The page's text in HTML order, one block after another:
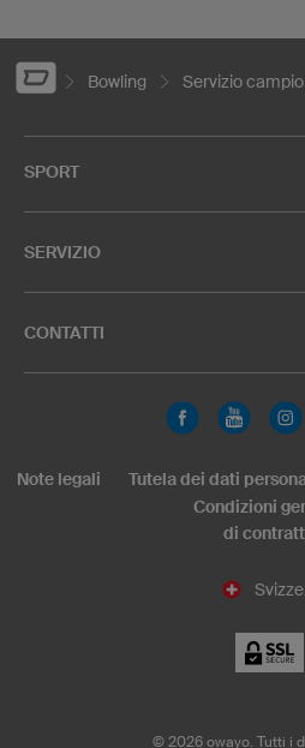
Bowling Servizio
SPORT
SERVIZIO
CONTATTI
Note legali Tutela dei dati
Condizioni
di
© 2026owayo. Tutti i